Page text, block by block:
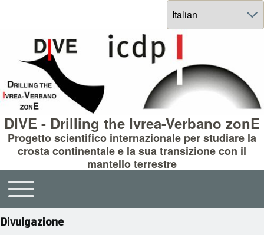
Select your language
DIVE - Drilling the Ivrea-Verbano zonE
Progetto scientifico internazionale per studiare la
crosta continentale e la sua transizione con il
mantello terrestre
Main navigation
Toggle main menu
Divulgazione